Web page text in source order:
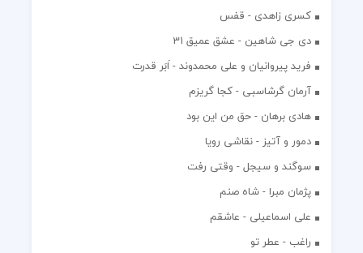
کسری زاهدی - قفس
دی جی شاهین - عشق عمیق 31
فرید پیروانیان و علی محمدوند - اَبَر قدرت
آرمان گرشاسبی - کجا گریزم
هادی برهان - حق من این بود
دمور و آتیز - نقاشی رویا
سوگند و سیجل - وقتی رفت
پژمان مبرا - شاه صنم
علی اسماعیلی - عاشقم
راغب - عطر تو